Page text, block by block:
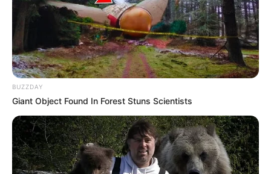
BUZZDAY
Giant Object Found In Forest Stuns Scientists